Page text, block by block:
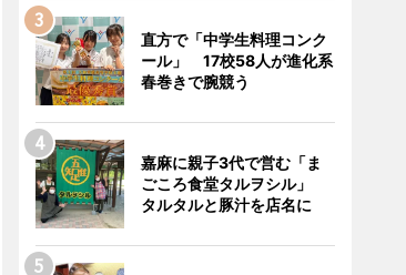
直方で「中学生料理コンク
ール」 17校58人が進化系
春巻きで腕競う
嘉麻に親子3代で営む「ま
ごころ食堂タルヲシル」
タルタルと豚汁を店名に